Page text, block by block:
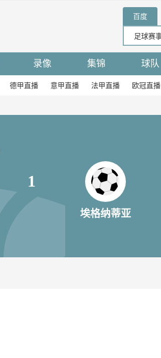
百度
录像 集锦 球队
德甲直播 意甲直播 法甲直播 欧冠直播
1
埃格纳蒂亚